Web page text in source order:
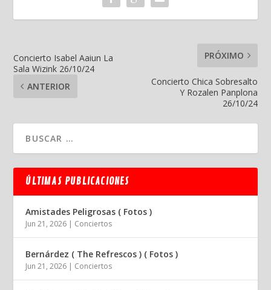
Concierto Isabel Aaiun La
Sala Wizink 26/10/24
ANTERIOR
PRÓXIMO
Concierto Chica Sobresalto
Y Rozalen Panplona
26/10/24
ÚLTIMAS PUBLICACIONES
Amistades Peligrosas ( Fotos )
Jun 21, 2026 | Conciertos
Bernárdez ( The Refrescos ) ( Fotos )
Jun 21, 2026 | Conciertos